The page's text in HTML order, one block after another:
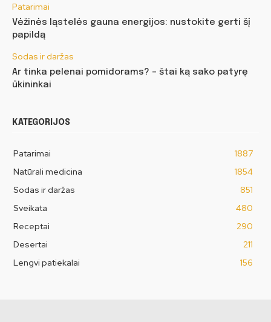
Patarimai
Vėžinės ląstelės gauna energijos: nustokite gerti šį
papildą
Sodas ir daržas
Ar tinka pelenai pomidorams? – štai ką sako patyrę
ūkininkai
KATEGORIJOS
Patarimai
1887
Natūrali medicina
1854
Sodas ir daržas
851
Sveikata
480
Receptai
290
Desertai
211
Lengvi patiekalai
156